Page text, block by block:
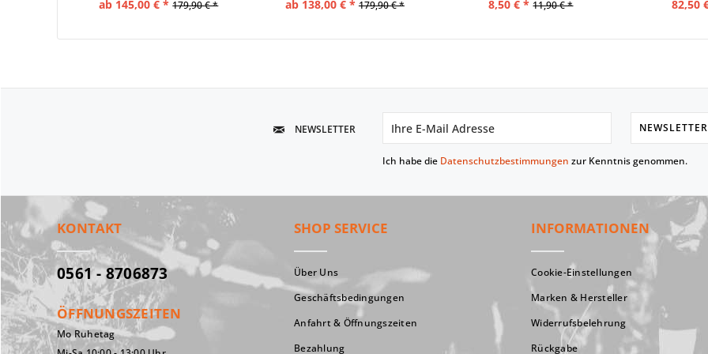
ab 145,00 € * 179,90 € * ab 138,00 € * 179,90 € * 8,50 € * 11,90 € * 82,50
NEWSLETTER
Ich habe die Datenschutzbestimmungen zur Kenntnis genommen.
KONTAKT
0561 - 8706873
ÖFFNUNGSZEITEN
Mo Ruhetag
SHOP SERVICE
Über Uns
Geschäftsbedingungen
Anfahrt & Öffnungszeiten
Bezahlung
INFORMATIONEN
Cookie-Einstellungen
Marken & Hersteller
Widerrufsbelehrung
Rückgabe